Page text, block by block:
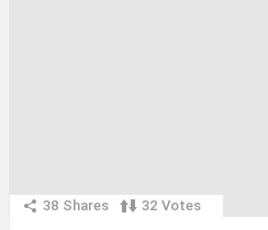
38 Shares 32 Votes